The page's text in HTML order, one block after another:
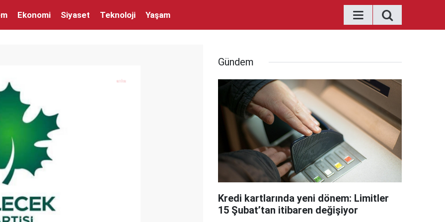
Ekonomi Siyaset Teknoloji Yaşam
Gündem
Kredi kartlarında yeni dönem: Limitler
15 Şubat’tan itibaren değişiyor